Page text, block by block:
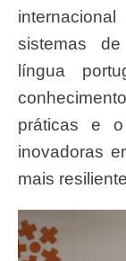
sistemas
língua
práticas e o
inovadoras
mais